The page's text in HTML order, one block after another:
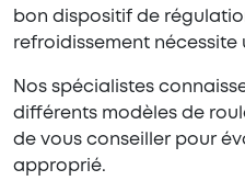
bon dispositif de
refroidissement
Nos spécialistes
différents modèles de
de vous conseiller pour
approprié.